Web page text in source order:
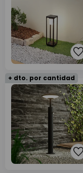
+ dto. por cantidad